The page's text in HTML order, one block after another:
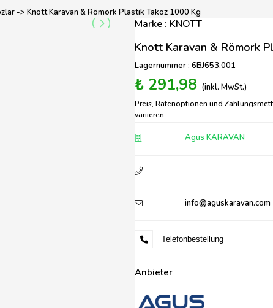
-> Knott Karavan & Römork Plastik Takoz 1000 Kg
Marke : KNOTT
Knott Karavan & Römork
Lagernummer : 6BJ653.001
₺ 291,98 (inkl. MwSt.)
Preis, Ratenoptionen und
variieren.
Agus KARAVAN
info@aguskaravan.com
Telefonbestellung
Anbieter